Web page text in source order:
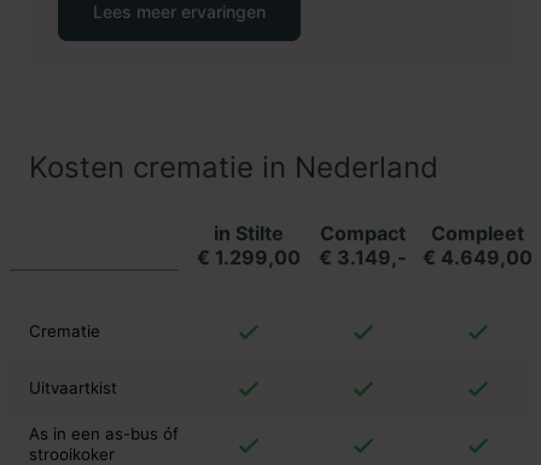
Lees meer ervaringen
Kosten crematie in Nederland
in Stilte
€ 1.299,00
Compact
€ 3.149,-
Compleet
€ 4.649,00
Crematie
Uitvaartkist
As in een as-bus óf
strooikoker